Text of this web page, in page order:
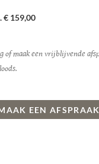
€ 159,00
of maak een vrijblijvende
EEN